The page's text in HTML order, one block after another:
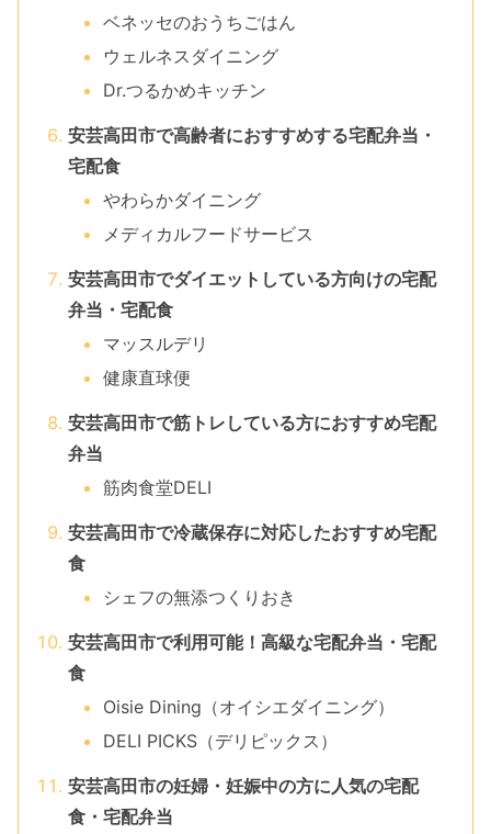
ベネッセのおうちごはん
ウェルネスダイニング
Dr.つるかめキッチン
安芸高田市で高齢者におすすめする宅配弁当・
宅配食
やわらかダイニング
メディカルフードサービス
安芸高田市でダイエットしている方向けの宅配
弁当・宅配食
マッスルデリ
健康直球便
安芸高田市で筋トレしている方におすすめ宅配
弁当
筋肉食堂DELI
安芸高田市で冷蔵保存に対応したおすすめ宅配
食
シェフの無添つくりおき
安芸高田市で利用可能！高級な宅配弁当・宅配
食
Oisie Dining（オイシエダイニング）
DELI PICKS（デリピックス）
安芸高田市の妊婦・妊娠中の方に人気の宅配
食・宅配弁当